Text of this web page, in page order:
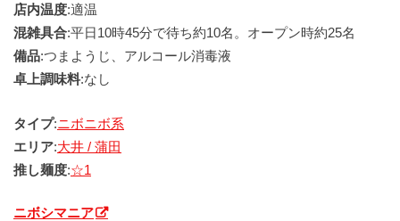
店内温度:適温
混雑具合:平日10時45分で待ち約10名。オープン時約25名
備品:つまようじ、アルコール消毒液
卓上調味料:なし
タイプ:ニボニボ系
エリア:大井 / 蒲田
推し麺度:☆1
ニボシマニア